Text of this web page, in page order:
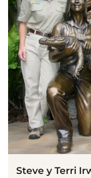
Steve y Terri